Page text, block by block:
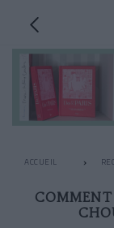
ACCUEIL